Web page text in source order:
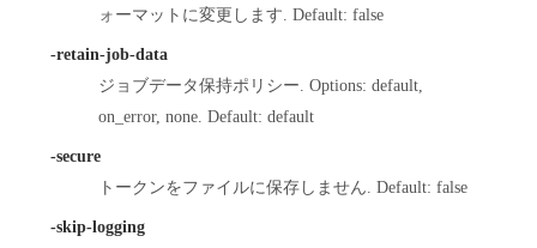
ォーマットに変更します. Default: false
-retain-job-data
ジョブデータ保持ポリシー. Options: default,
on_error, none. Default: default
-secure
トークンをファイルに保存しません. Default: false
-skip-logging